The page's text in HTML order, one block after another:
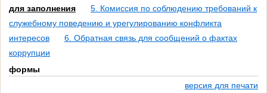
для заполнения
5. Комиссия по соблюдению требований к
служебному поведению и урегулированию конфликта
интересов
6. Обратная связь для сообщений о фактах
коррупции
формы
версия для печати